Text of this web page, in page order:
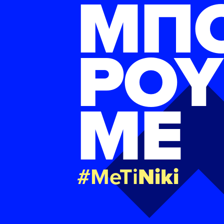
ΡΟΥ
ΜΕ
#MeTiNiki